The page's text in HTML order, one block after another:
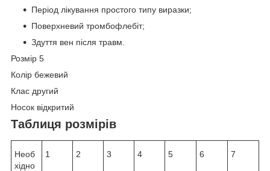
Період лікування простого типу виразки;
Поверхневий тромбофлебіт;
Здуття вен після травм.
Розмір 5
Колір бежевий
Клас другий
Носок відкритий
Таблиця розмірів
Необ
хідно
1 2 3 4 5 6 7